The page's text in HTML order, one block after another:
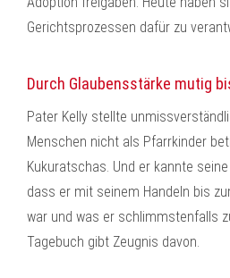
Gerichtsprozessen dafür zu
Durch Glaubensstärke mutig
Pater Kelly stellte
Menschen nicht als Pfarrkinder
Kukuratschas. Und er kannte
dass er mit seinem Handeln bis
war und was er schlimmstenfalls
Tagebuch gibt Zeugnis davon.